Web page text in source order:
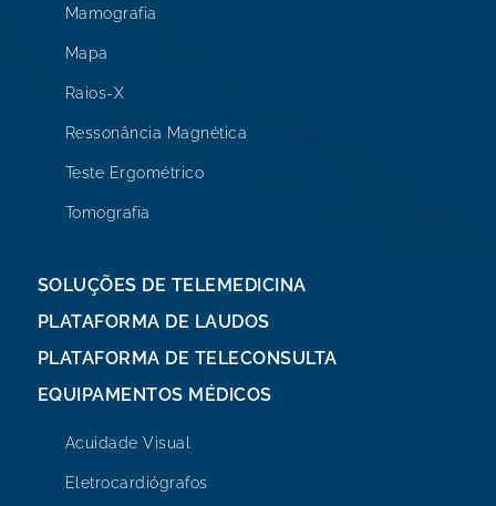
Mamografia
Mapa
Raios-X
Ressonância Magnética
Teste Ergométrico
Tomografia
SOLUÇÕES DE TELEMEDICINA
PLATAFORMA DE LAUDOS
PLATAFORMA DE TELECONSULTA
EQUIPAMENTOS MÉDICOS
Acuidade Visual
Eletrocardiógrafos